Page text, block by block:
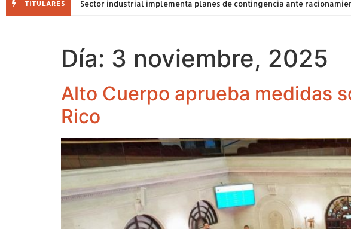
TITULARES
Día: 3 noviembre, 2025
Alto Cuerpo aprueba medidas
Rico